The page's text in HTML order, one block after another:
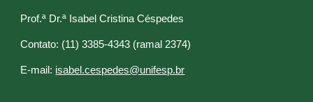
Prof.ª Dr.ª Isabel Cristina Céspedes
Contato: (11) 3385-4343 (ramal 2374)
E-mail: isabel.cespedes@unifesp.br